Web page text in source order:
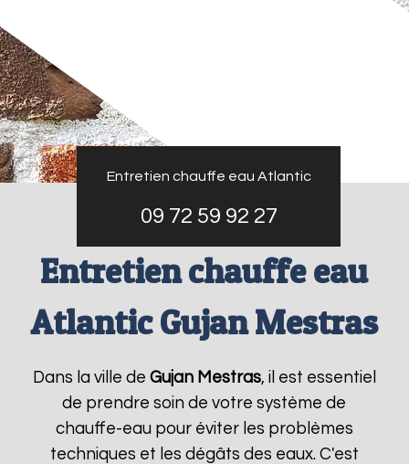
Entretien chauffe eau Atlantic
09 72 59 92 27
Entretien chauffe eau
Atlantic Gujan Mestras
Dans la ville de Gujan Mestras, il est essentiel
de prendre soin de votre système de
chauffe-eau pour éviter les problèmes
techniques et les dégâts des eaux. C'est